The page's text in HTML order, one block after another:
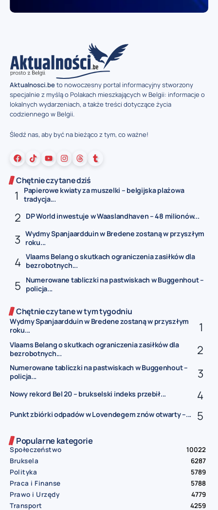
Aktualnosci.beto nowoczesny portal informacyjny stworzony
specjalnie z myślą o Polakach mieszkających w Belgii: informacje o
lokalnych wydarzeniach, a także treści dotyczące życia
codziennego w Belgii.
Śledź nas, aby być na bieżąco z tym, co ważne!
Chętnie czytane dziś
Papierowe kwiaty za muszelki – belgijska plażowa
tradycja...
DP World inwestuje w Waaslandhaven – 48 milionów...
Wydmy Spanjaardduin w Bredene zostaną w przyszłym
roku...
Vlaams Belang o skutkach ograniczenia zasiłków dla
bezrobotnych...
Numerowane tabliczki na pastwiskach w Buggenhout –
policja...
Chętnie czytane w tym tygodniu
Wydmy Spanjaardduin w Bredene zostaną w przyszłym
roku...
Vlaams Belang o skutkach ograniczenia zasiłków dla
bezrobotnych...
Numerowane tabliczki na pastwiskach w Buggenhout –
policja...
Nowy rekord Bel 20 – brukselski indeks przebił...
Punkt zbiórki odpadów w Lovendegem znów otwarty –...
Popularne kategorie
Społeczeństwo
10022
Bruksela
6287
Polityka
5789
Praca i Finanse
5788
Prawo i Urzędy
4779
Transport
4259